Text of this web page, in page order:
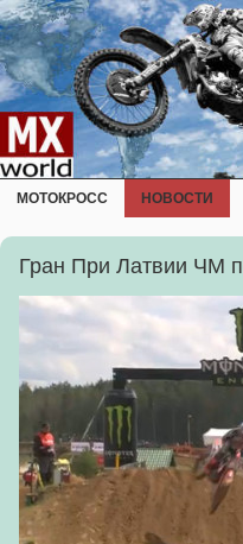
МОТОКРОСС НОВОСТИ
Гран При Латвии ЧМ